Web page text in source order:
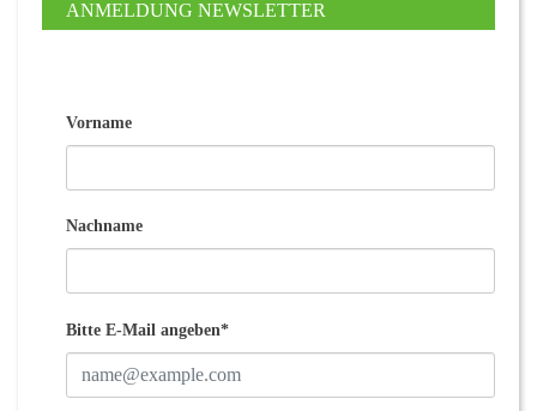
ANMELDUNG NEWSLETTER
Vorname
Nachname
Bitte E-Mail angeben*